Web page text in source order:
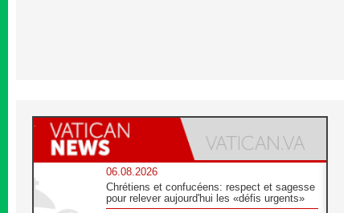
06.08.2026
Chrétiens et confucéens: respect et sagesse
pour relever aujourd'hui les «défis urgents»